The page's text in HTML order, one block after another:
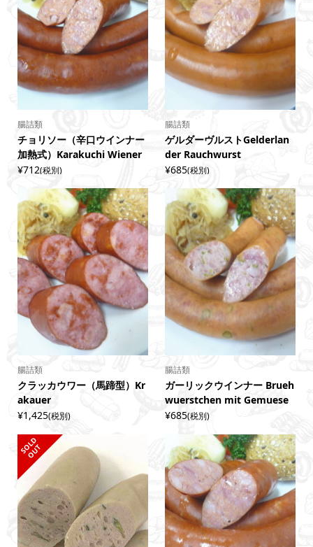
腸詰類
チョリソー（辛口ウインナー
加熱式）Karakuchi Wiener
¥712(税別)
腸詰類
ゲルダーヴルストGelderlan
der Rauchwurst
¥685(税別)
腸詰類
クラッカウワー（馬蹄型）Kr
akauer
¥1,425(税別)
腸詰類
ガーリックウインナー Brueh
wuerstchen mit Gemuese
¥685(税別)
S
O
L
D
O
U
T